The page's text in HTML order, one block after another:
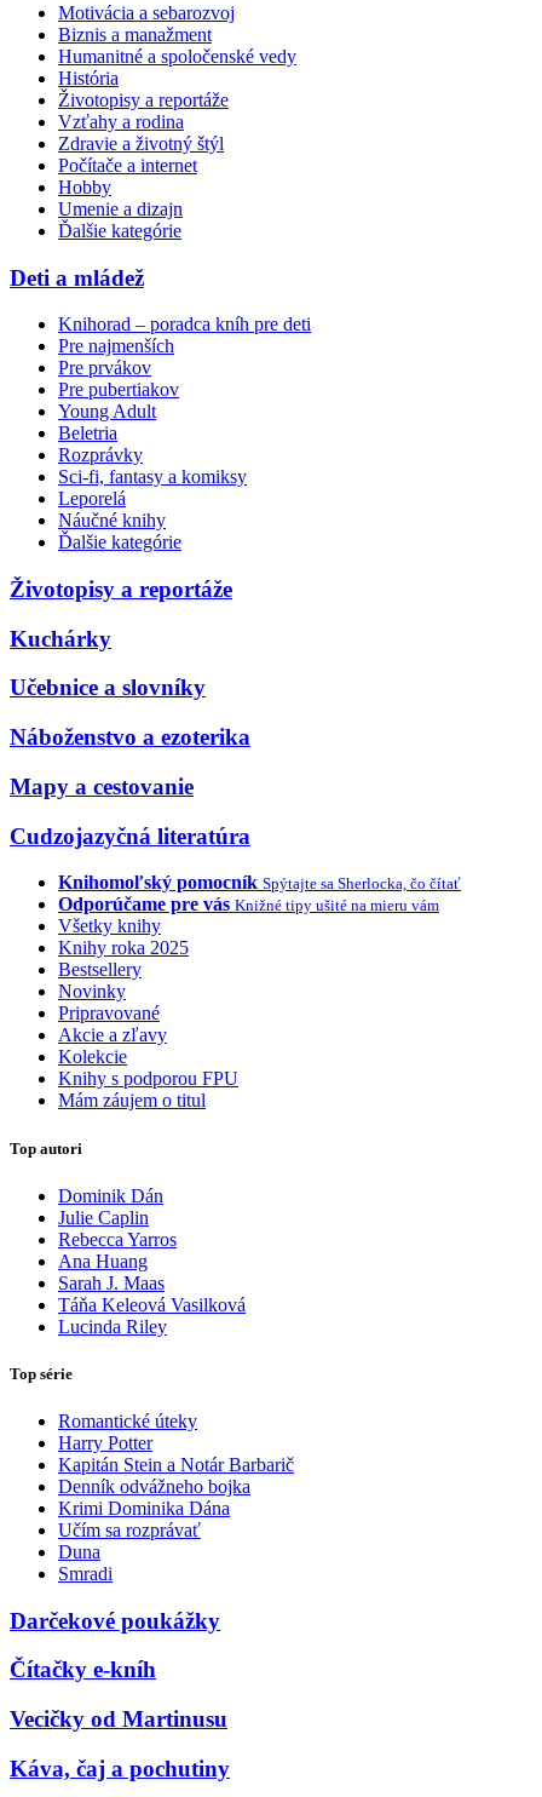
Motivácia a sebarozvoj
Biznis a manažment
Humanitné a spoločenské vedy
História
Životopisy a reportáže
Vzťahy a rodina
Zdravie a životný štýl
Počítače a internet
Hobby
Umenie a dizajn
Ďalšie kategórie
Deti a mládež
Knihorad – poradca kníh pre deti
Pre najmenších
Pre prvákov
Pre pubertiakov
Young Adult
Beletria
Rozprávky
Sci-fi, fantasy a komiksy
Leporelá
Náučné knihy
Ďalšie kategórie
Životopisy a reportáže
Kuchárky
Učebnice a slovníky
Náboženstvo a ezoterika
Mapy a cestovanie
Cudzojazyčná literatúra
Knihomoľský pomocník Spýtajte sa Sherlocka, čo čítať
Odporúčame pre vás Knižné tipy ušité na mieru vám
Všetky knihy
Knihy roka 2025
Bestsellery
Novinky
Pripravované
Akcie a zľavy
Kolekcie
Knihy s podporou FPU
Mám záujem o titul
Top autori
Dominik Dán
Julie Caplin
Rebecca Yarros
Ana Huang
Sarah J. Maas
Táňa Keleová Vasilková
Lucinda Riley
Top série
Romantické úteky
Harry Potter
Kapitán Stein a Notár Barbarič
Denník odvážneho bojka
Krimi Dominika Dána
Učím sa rozprávať
Duna
Smradi
Darčekové poukážky
Čítačky e-kníh
Vecičky od Martinusu
Káva, čaj a pochutiny